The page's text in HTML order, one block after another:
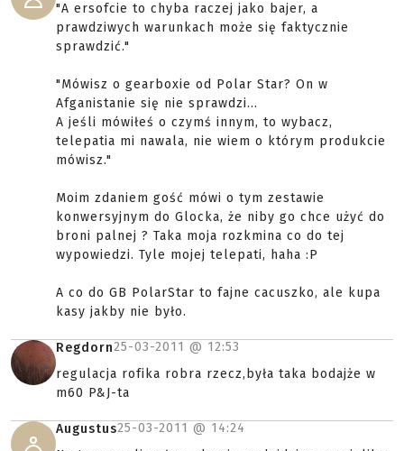
"A ersofcie to chyba raczej jako bajer, a
prawdziwych warunkach może się faktycznie
sprawdzić."
"Mówisz o gearboxie od Polar Star? On w
Afganistanie się nie sprawdzi...
A jeśli mówiłeś o czymś innym, to wybacz,
telepatia mi nawala, nie wiem o którym produkcie
mówisz."
Moim zdaniem gość mówi o tym zestawie
konwersyjnym do Glocka, że niby go chce użyć do
broni palnej ? Taka moja rozkmina co do tej
wypowiedzi. Tyle mojej telepati, haha :P
A co do GB PolarStar to fajne cacuszko, ale kupa
kasy jakby nie było.
Regdorn25-03-2011 @ 12:53
regulacja rofika robra rzecz,była taka bodajże w
m60 P&J-ta
Augustus25-03-2011 @ 14:24